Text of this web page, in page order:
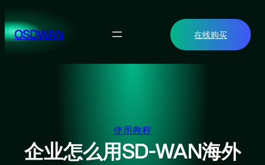
至
内OSDWAN 在线购买
使用教程
企业怎么用SD-WAN海外